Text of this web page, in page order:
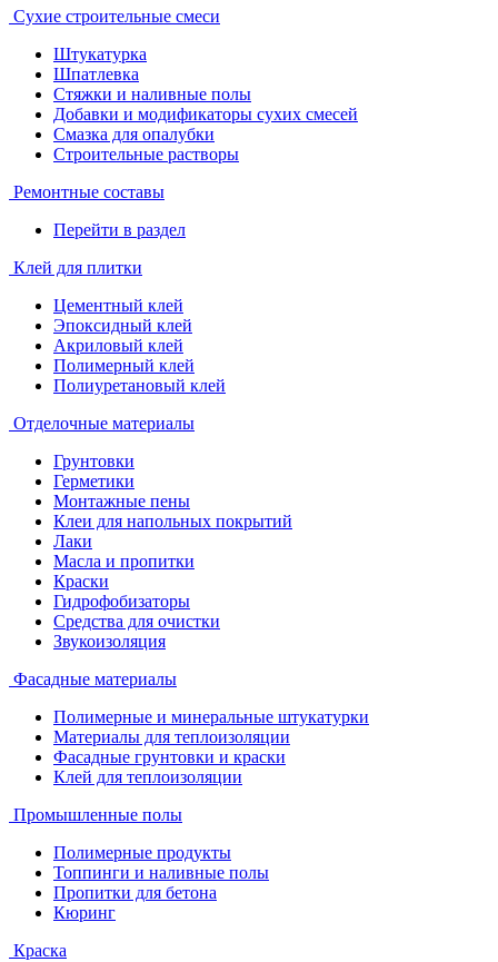
Сухие строительные смеси
Штукатурка
Шпатлевка
Стяжки и наливные полы
Добавки и модификаторы сухих смесей
Смазка для опалубки
Строительные растворы
Ремонтные составы
Перейти в раздел
Клей для плитки
Цементный клей
Эпоксидный клей
Акриловый клей
Полимерный клей
Полиуретановый клей
Отделочные материалы
Грунтовки
Герметики
Монтажные пены
Клеи для напольных покрытий
Лаки
Масла и пропитки
Краски
Гидрофобизаторы
Средства для очистки
Звукоизоляция
Фасадные материалы
Полимерные и минеральные штукатурки
Материалы для теплоизоляции
Фасадные грунтовки и краски
Клей для теплоизоляции
Промышленные полы
Полимерные продукты
Топпинги и наливные полы
Пропитки для бетона
Кюринг
Краска